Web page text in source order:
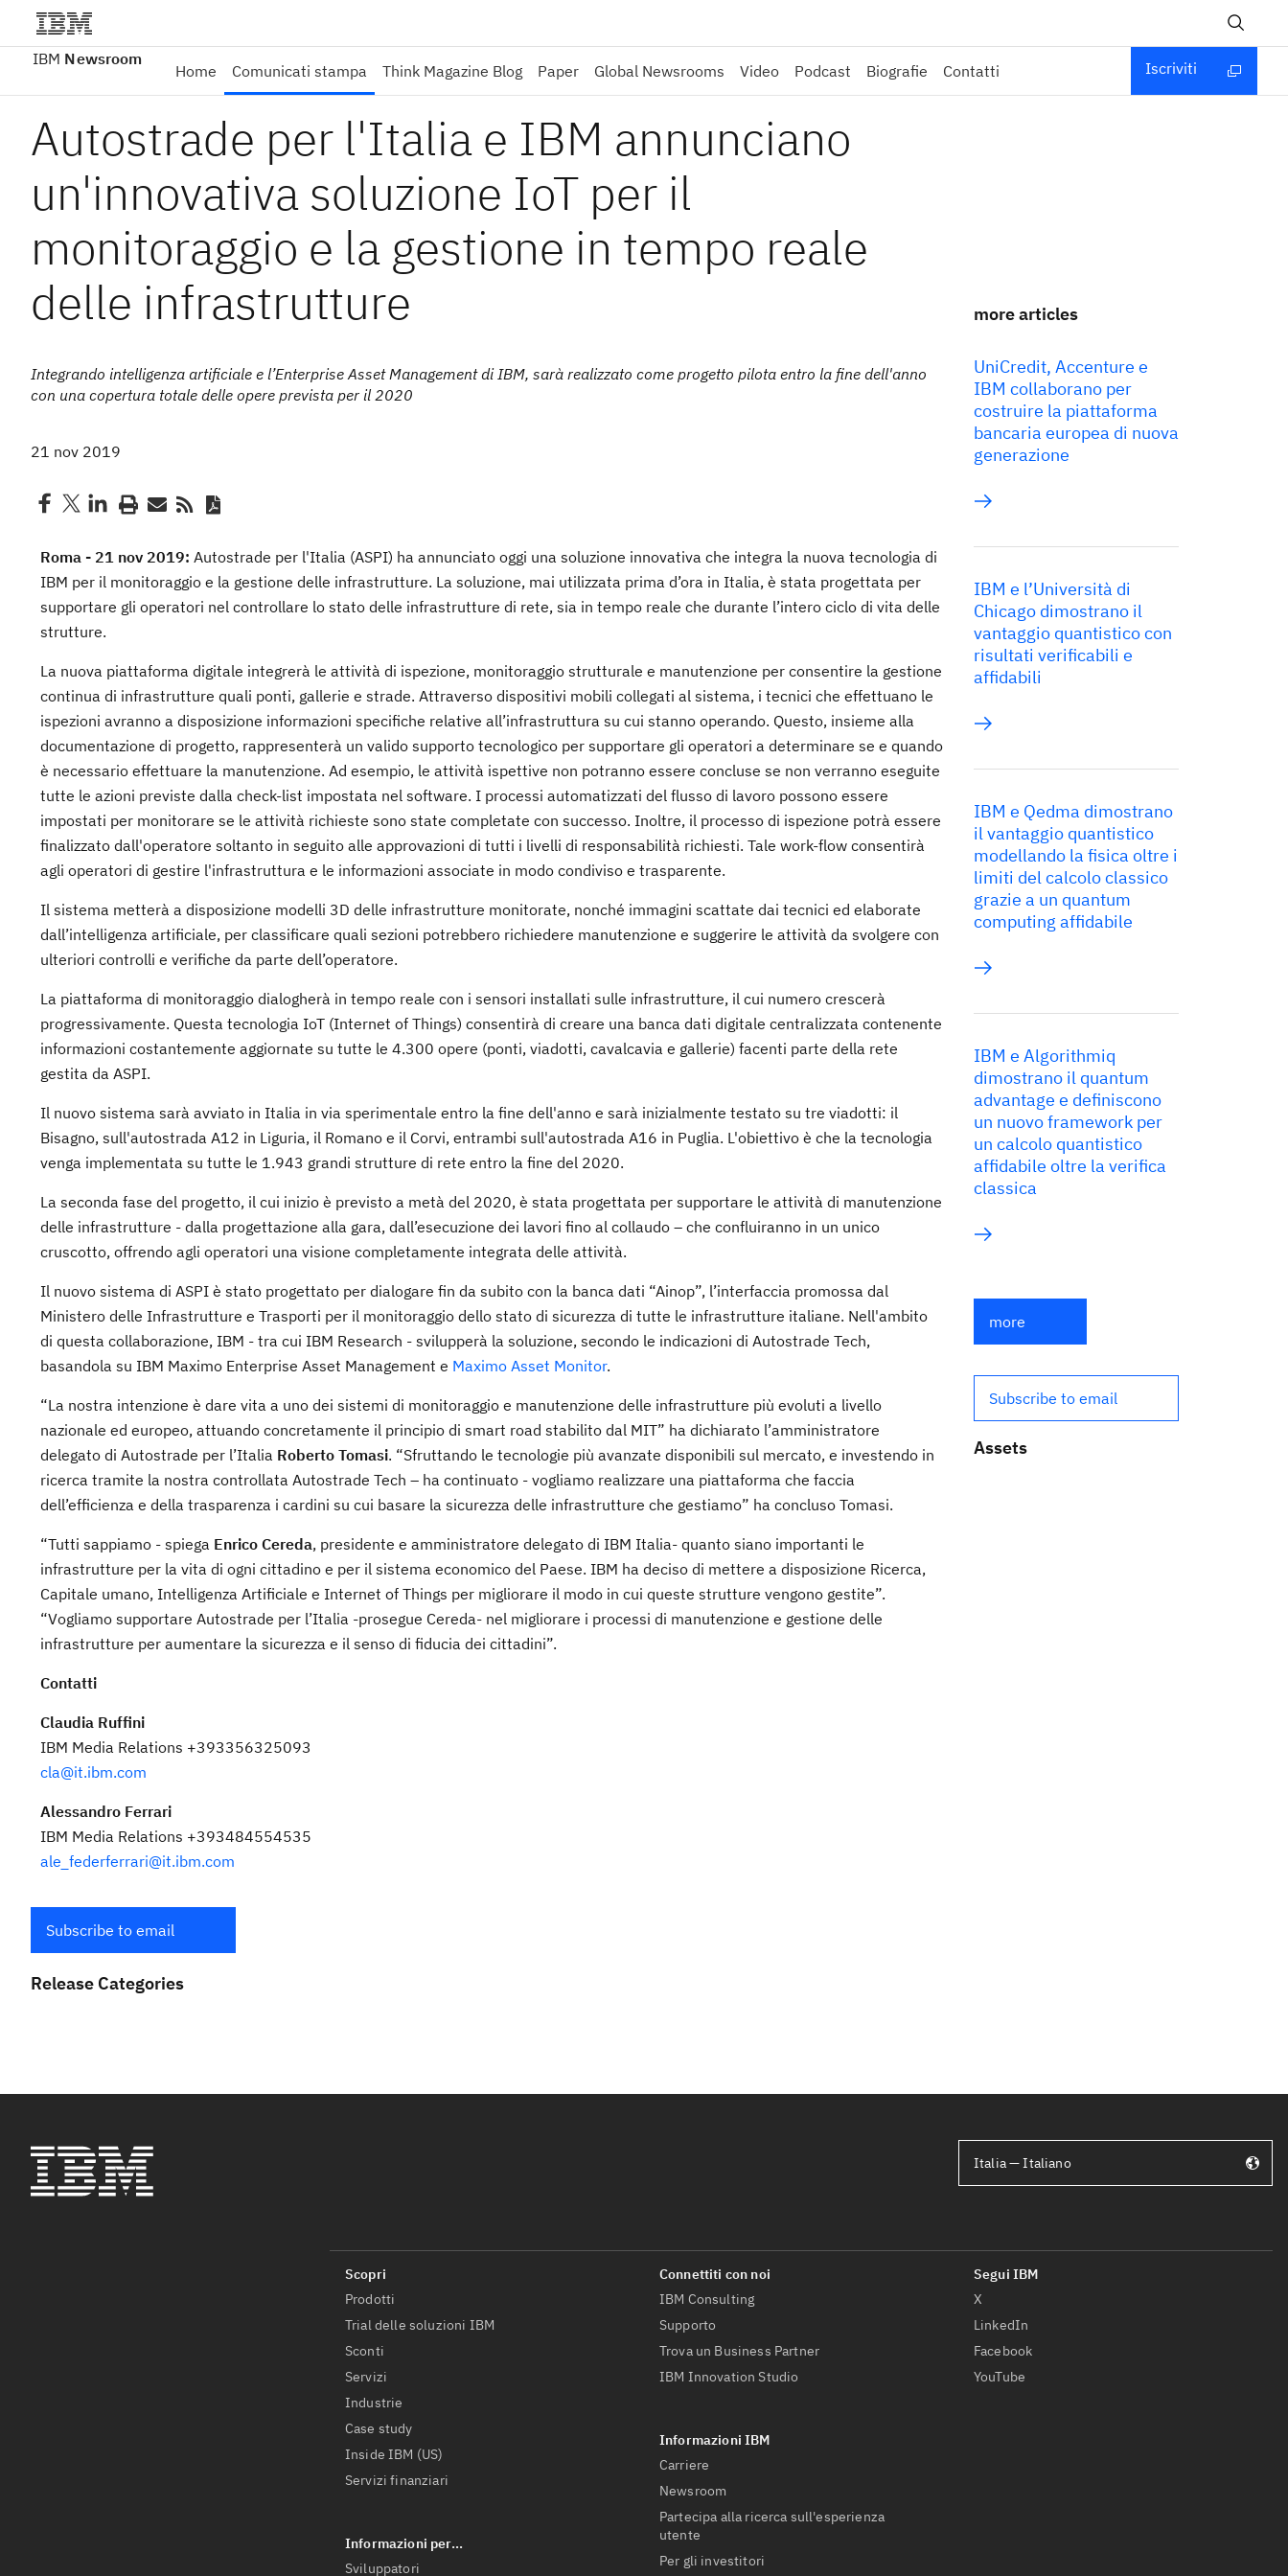
IBM Newsroom
Home Comunicati stampa Think Magazine Blog Paper Global Newsrooms Video Podcast Biografie Contatti Iscriviti
Autostrade per l'Italia e IBM annunciano
un'innovativa soluzione IoT per il
monitoraggio e la gestione in tempo reale
delle infrastrutture
Integrando intelligenza artificiale e l’Enterprise Asset Management di IBM, sarà realizzato come progetto pilota entro la fine dell'anno
con una copertura totale delle opere prevista per il 2020
21 nov 2019
Roma - 21 nov 2019: Autostrade per l'Italia (ASPI) ha annunciato oggi una soluzione innovativa che integra la nuova tecnologia di
IBM per il monitoraggio e la gestione delle infrastrutture. La soluzione, mai utilizzata prima d’ora in Italia, è stata progettata per
supportare gli operatori nel controllare lo stato delle infrastrutture di rete, sia in tempo reale che durante l’intero ciclo di vita delle
strutture.
La nuova piattaforma digitale integrerà le attività di ispezione, monitoraggio strutturale e manutenzione per consentire la gestione
continua di infrastrutture quali ponti, gallerie e strade. Attraverso dispositivi mobili collegati al sistema, i tecnici che effettuano le
ispezioni avranno a disposizione informazioni specifiche relative all’infrastruttura su cui stanno operando. Questo, insieme alla
documentazione di progetto, rappresenterà un valido supporto tecnologico per supportare gli operatori a determinare se e quando
è necessario effettuare la manutenzione. Ad esempio, le attività ispettive non potranno essere concluse se non verranno eseguite
tutte le azioni previste dalla check-list impostata nel software. I processi automatizzati del flusso di lavoro possono essere
impostati per monitorare se le attività richieste sono state completate con successo. Inoltre, il processo di ispezione potrà essere
finalizzato dall'operatore soltanto in seguito alle approvazioni di tutti i livelli di responsabilità richiesti. Tale work-flow consentirà
agli operatori di gestire l'infrastruttura e le informazioni associate in modo condiviso e trasparente.
Il sistema metterà a disposizione modelli 3D delle infrastrutture monitorate, nonché immagini scattate dai tecnici ed elaborate
dall’intelligenza artificiale, per classificare quali sezioni potrebbero richiedere manutenzione e suggerire le attività da svolgere con
ulteriori controlli e verifiche da parte dell’operatore.
La piattaforma di monitoraggio dialogherà in tempo reale con i sensori installati sulle infrastrutture, il cui numero crescerà
progressivamente. Questa tecnologia IoT (Internet of Things) consentirà di creare una banca dati digitale centralizzata contenente
informazioni costantemente aggiornate su tutte le 4.300 opere (ponti, viadotti, cavalcavia e gallerie) facenti parte della rete
gestita da ASPI.
Il nuovo sistema sarà avviato in Italia in via sperimentale entro la fine dell'anno e sarà inizialmente testato su tre viadotti: il
Bisagno, sull'autostrada A12 in Liguria, il Romano e il Corvi, entrambi sull'autostrada A16 in Puglia. L'obiettivo è che la tecnologia
venga implementata su tutte le 1.943 grandi strutture di rete entro la fine del 2020.
La seconda fase del progetto, il cui inizio è previsto a metà del 2020, è stata progettata per supportare le attività di manutenzione
delle infrastrutture - dalla progettazione alla gara, dall’esecuzione dei lavori fino al collaudo – che confluiranno in un unico
cruscotto, offrendo agli operatori una visione completamente integrata delle attività.
Il nuovo sistema di ASPI è stato progettato per dialogare fin da subito con la banca dati “Ainop”, l’interfaccia promossa dal
Ministero delle Infrastrutture e Trasporti per il monitoraggio dello stato di sicurezza di tutte le infrastrutture italiane. Nell'ambito
di questa collaborazione, IBM - tra cui IBM Research - svilupperà la soluzione, secondo le indicazioni di Autostrade Tech,
basandola su IBM Maximo Enterprise Asset Management e Maximo Asset Monitor.
“La nostra intenzione è dare vita a uno dei sistemi di monitoraggio e manutenzione delle infrastrutture più evoluti a livello
nazionale ed europeo, attuando concretamente il principio di smart road stabilito dal MIT” ha dichiarato l’amministratore
delegato di Autostrade per l’Italia Roberto Tomasi. “Sfruttando le tecnologie più avanzate disponibili sul mercato, e investendo in
ricerca tramite la nostra controllata Autostrade Tech – ha continuato - vogliamo realizzare una piattaforma che faccia
dell’efficienza e della trasparenza i cardini su cui basare la sicurezza delle infrastrutture che gestiamo” ha concluso Tomasi.
“Tutti sappiamo - spiega Enrico Cereda, presidente e amministratore delegato di IBM Italia- quanto siano importanti le
infrastrutture per la vita di ogni cittadino e per il sistema economico del Paese. IBM ha deciso di mettere a disposizione Ricerca,
Capitale umano, Intelligenza Artificiale e Internet of Things per migliorare il modo in cui queste strutture vengono gestite”.
“Vogliamo supportare Autostrade per l’Italia -prosegue Cereda- nel migliorare i processi di manutenzione e gestione delle
infrastrutture per aumentare la sicurezza e il senso di fiducia dei cittadini”.
Contatti
Claudia Ruffini
IBM Media Relations +393356325093
cla@it.ibm.com
Alessandro Ferrari
IBM Media Relations +393484554535
ale_federferrari@it.ibm.com
Subscribe to email
Release Categories
more articles
UniCredit, Accenture e
IBM collaborano per
costruire la piattaforma
bancaria europea di nuova
generazione
IBM e l’Università di
Chicago dimostrano il
vantaggio quantistico con
risultati verificabili e
affidabili
IBM e Qedma dimostrano
il vantaggio quantistico
modellando la fisica oltre i
limiti del calcolo classico
grazie a un quantum
computing affidabile
IBM e Algorithmiq
dimostrano il quantum
advantage e definiscono
un nuovo framework per
un calcolo quantistico
affidabile oltre la verifica
classica
more
Subscribe to email
Assets
Prodotti
Trial delle soluzioni IBM
Sconti
Servizi
Industrie
Case study
Inside IBM (US)
Servizi finanziari
Sviluppatori
IBM Consulting
Supporto
Trova un Business Partner
IBM Innovation Studio
Carriere
Newsroom
Partecipa alla ricerca sull'esperienza
utente
Per gli investitori
X
LinkedIn
Facebook
YouTube
Italia — Italiano